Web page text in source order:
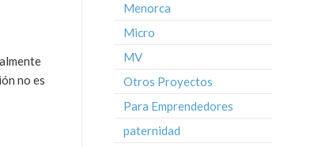
no es
Menorca
Micro
MV
Otros Proyectos
Para Emprendedores
paternidad